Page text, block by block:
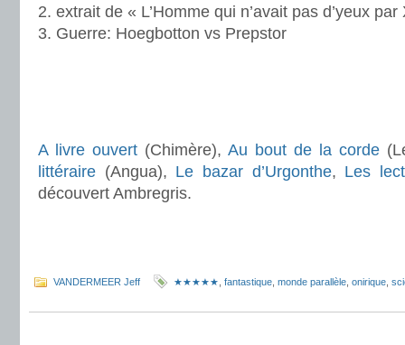
2. extrait de « L’Homme qui n’avait pas d’yeux
3. Guerre: Hoegbotton vs Prepstor
A livre ouvert (Chimère), Au bout de la corde
littéraire (Angua), Le bazar d’Urgonthe, Les
découvert Ambregris.
VANDERMEER Jeff ★★★★★ fantastique monde parallèle onirique